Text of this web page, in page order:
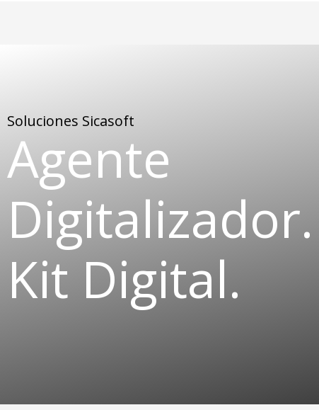
Soluciones Sicasoft
Agente
Digitalizador.
Kit Digital.